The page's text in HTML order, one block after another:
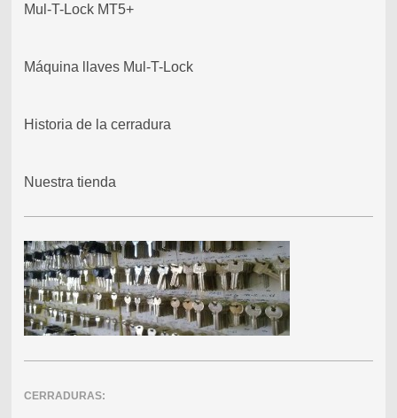
Mul-T-Lock MT5+
Máquina llaves Mul-T-Lock
Historia de la cerradura
Nuestra tienda
CERRADURAS: